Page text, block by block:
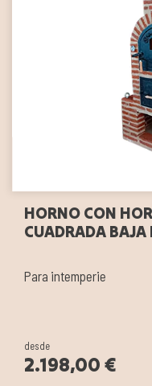
HORNO CON
CUADRADA BAJA
Para intemperie
desde
2.198,00 €